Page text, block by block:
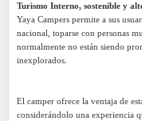
Turismo Interno, sostenible y
Yaya Campers permite a sus
nacional, toparse con personas
normalmente no están siendo
inexplorados.
El camper ofrece la ventaja de
considerándolo una experiencia